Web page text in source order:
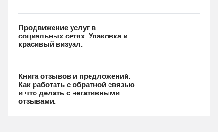
Продвижение услуг в
социальных сетях. Упаковка и
красивый визуал.
Книга отзывов и предложений.
Как работать с обратной связью
и что делать с негативными
отзывами.